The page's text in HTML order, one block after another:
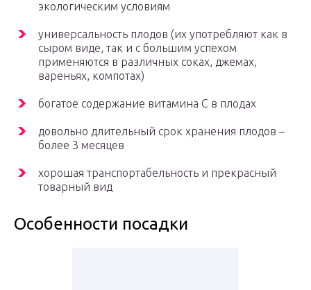
экологическим условиям
универсальность плодов (их употребляют как в
сыром виде, так и с большим успехом
применяются в различных соках, джемах,
вареньях, компотах)
богатое содержание витамина С в плодах
довольно длительный срок хранения плодов –
более 3 месяцев
хорошая транспортабельность и прекрасный
товарный вид
Особенности посадки